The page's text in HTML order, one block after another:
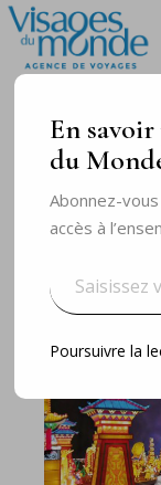
En
du
Abonnez-
accès à
votre
adresse
e-
Poursuivre la